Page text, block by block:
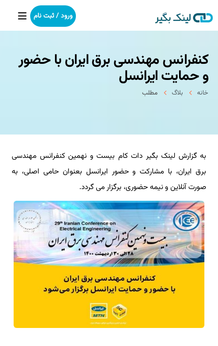
خانه
بکلینک
خدمات ما
درباره ما
آموزش
ورود / ثبت نام
كنفرانس مهندسی برق ایران با حضور
و حمایت ایرانسل
خانه بلاگ مطلب
به گزارش لینک بگیر دات کام بیست و نهمین کنفرانس مهندسی
برق ایران، با مشارکت و حضور ایرانسل بعنوان حامی اصلی، به
صورت آنلاین و نیمه حضوری، برگزار می گردد.